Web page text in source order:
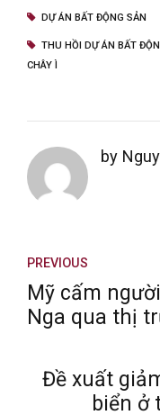
DỰ ÁN BẤT ĐỘNG SẢN
THU HỒI DỰ ÁN BẤT
CHÂY Ì
by
PREVIOUS
Mỹ cấm
Nga qua thị
Đề xuất
biển ở